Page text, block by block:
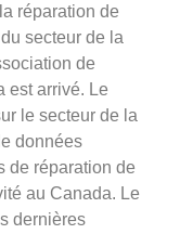
réparation de
secteur de la
de
est arrivé. Le
le secteur de la
données
de réparation de
au Canada. Le
dernières